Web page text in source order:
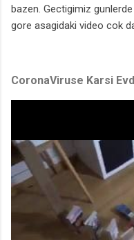
bazen. Gectigimiz
gore asagidaki video cok
CoronaViruse Karsi